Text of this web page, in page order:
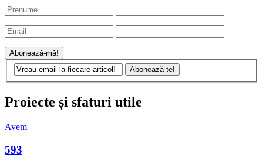
Proiecte și sfaturi utile
Avem
593
Obiective Turistice din România